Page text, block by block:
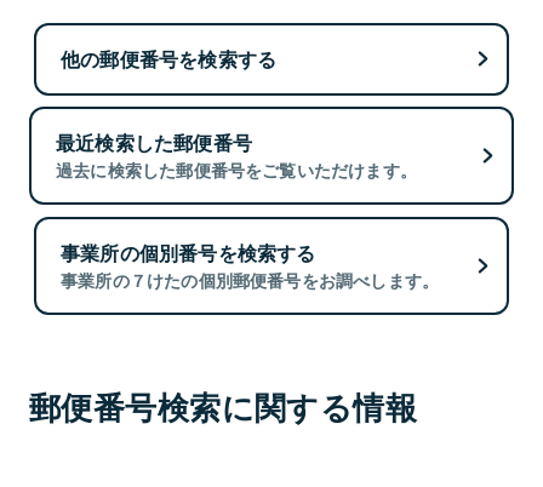
他の郵便番号を検索する
最近検索した郵便番号
過去に検索した郵便番号をご覧いただけます。
事業所の個別番号を検索する
事業所の７けたの個別郵便番号をお調べします。
郵便番号検索に関する情報